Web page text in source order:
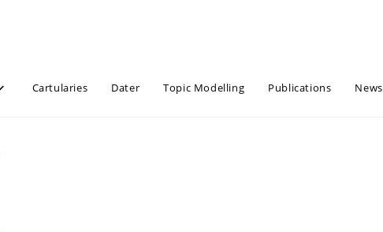
Cartularies Dater Topic Modelling Publications News